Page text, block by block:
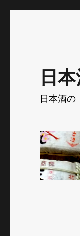
日
日本酒の